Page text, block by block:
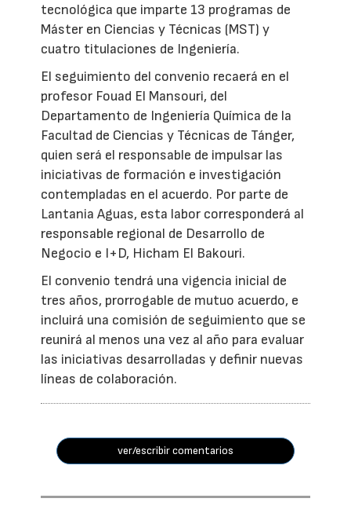
tecnológica que imparte 13 programas de
Máster en Ciencias y Técnicas (MST) y
cuatro titulaciones de Ingeniería.
El seguimiento del convenio recaerá en el
profesor Fouad El Mansouri, del
Departamento de Ingeniería Química de la
Facultad de Ciencias y Técnicas de Tánger,
quien será el responsable de impulsar las
iniciativas de formación e investigación
contempladas en el acuerdo. Por parte de
Lantania Aguas, esta labor corresponderá al
responsable regional de Desarrollo de
Negocio e I+D, Hicham El Bakouri.
El convenio tendrá una vigencia inicial de
tres años, prorrogable de mutuo acuerdo, e
incluirá una comisión de seguimiento que se
reunirá al menos una vez al año para evaluar
las iniciativas desarrolladas y definir nuevas
líneas de colaboración.
ver/escribir comentarios